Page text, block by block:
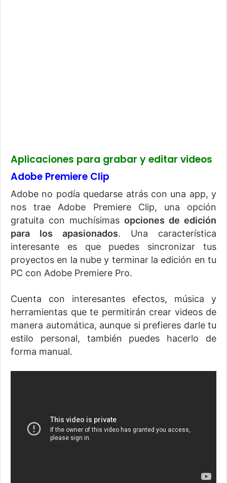
Aplicaciones para grabar y editar videos
Adobe Premiere Clip
Adobe no podía quedarse atrás con una app, y
nos trae Adobe Premiere Clip, una opción
gratuita con muchísimas opciones de edición
para los apasionados. Una característica
interesante es que puedes sincronizar tus
proyectos en la nube y terminar la edición en tu
PC con Adobe Premiere Pro.
Cuenta con interesantes efectos, música y
herramientas que te permitirán crear videos de
manera automática, aunque si prefieres darle tu
estilo personal, también puedes hacerlo de
forma manual.